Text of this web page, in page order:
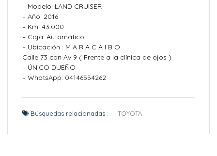
– Modelo: LAND CRUISER
– Año: 2016
– Km: 43.000
– Caja: Automático
– Ubicación : M A R A C A I B O
Calle 73 con Av 9 ( Frente a la clínica de ojos )
– ÚNICO DUEÑO
– WhatsApp: 04146554262
Búsquedas relacionadas : TOYOTA